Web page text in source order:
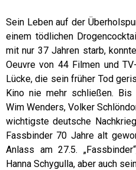
Sein Leben auf der
einem tödlichen
mit nur 37 Jahren starb,
Oeuvre von 44 Filmen und
Lücke, die sein früher Tod
Kino nie mehr schließen.
Wim Wenders, Volker
wichtigste deutsche
Fassbinder 70 Jahre alt
Anlass am 27.5.
Hanna Schygulla, aber auch